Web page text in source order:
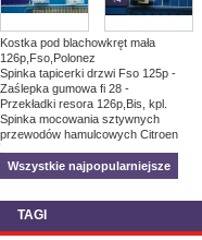
Kostka pod blachowkręt mała
126p,Fso,Polonez
Spinka tapicerki drzwi Fso 125p -
Zaślepka gumowa fi 28 -
Przekładki resora 126p,Bis, kpl.
Spinka mocowania sztywnych
przewodów hamulcowych Citroen
Wszystkie najpopularniejsze
TAGI